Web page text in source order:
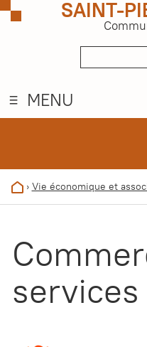
SAINT-
MENU
› Vie économique et
services